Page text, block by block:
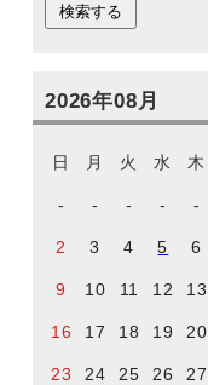
2026年08月
日 月 火 水 木
- - - - -
2 3 4 5 6
9 10 11 12 13
16 17 18 19 20
23 24 25 26 27